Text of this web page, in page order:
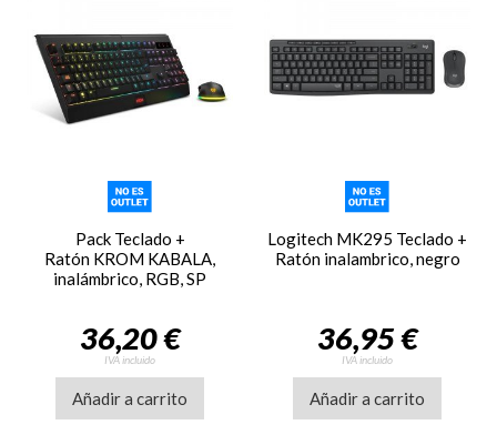
Pack Teclado +
Ratón KROM KABALA,
inalámbrico, RGB, SP
36,20 €
IVA incluido
Añadir a carrito
Logitech MK295 Teclado +
Ratón inalambrico, negro
36,95 €
IVA incluido
Añadir a carrito